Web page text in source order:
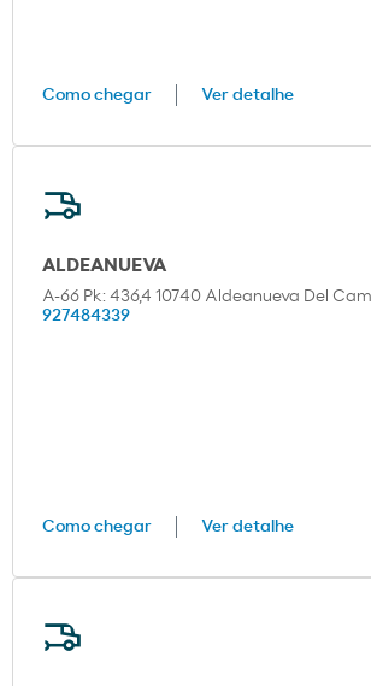
Como chegar Ver detalhe
ALDEANUEVA
A-66 Pk: 436,4 10740 Aldeanueva Del
927484339
Como chegar Ver detalhe